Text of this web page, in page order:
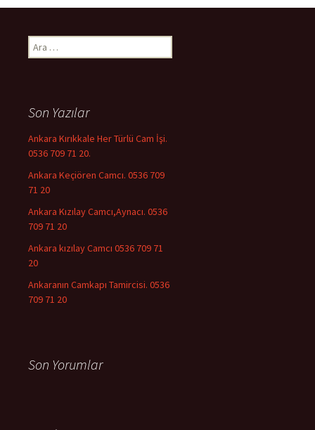
Arama:
Son Yazılar
Ankara Kırıkkale Her Türlü Cam İşi.
0536 709 71 20.
Ankara Keçiören Camcı. 0536 709
71 20
Ankara Kızılay Camcı,Aynacı. 0536
709 71 20
Ankara kızılay Camcı 0536 709 71
20
Ankaranın Camkapı Tamircisi. 0536
709 71 20
Son Yorumlar